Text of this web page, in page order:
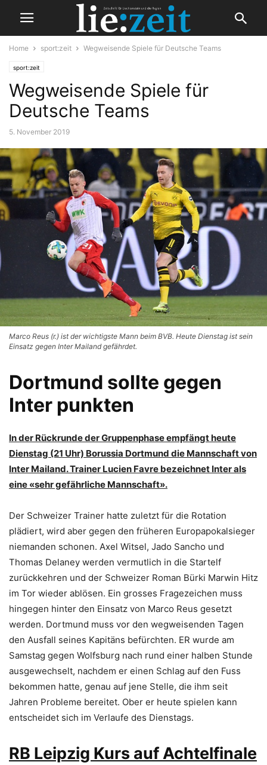
Home sport:zeit Wegweisende Spiele für Deutsche Teams
sport:zeit
Wegweisende Spiele für
Deutsche Teams
5. November 2019
Marco Reus (r.) ist der wichtigste Mann beim BVB. Heute Dienstag ist sein
Einsatz gegen Inter Mailand gefährdet.
Dortmund sollte gegen
Inter punkten
In der Rückrunde der Gruppenphase empfängt heute
Dienstag (21 Uhr) Borussia Dortmund die Mannschaft von
Inter Mailand. Trainer Lucien Favre bezeichnet Inter als
eine «sehr gefährliche Mannschaft».
Der Schweizer Trainer hatte zuletzt für die Rotation
plädiert, wird aber gegen den früheren Europapokalsieger
niemanden schonen. Axel Witsel, Jado Sancho und
Thomas Delaney werden vermutlich in die Startelf
zurückkehren und der Schweizer Roman Bürki Marwin Hitz
im Tor wieder ablösen. Ein grosses Fragezeichen muss
hingegen hinter den Einsatz von Marco Reus gesetzt
werden. Dortmund muss vor den wegweisenden Tagen
den Ausfall seines Kapitäns befürchten. ER wurde am
Samstag gegen Wolfsburg nach rund einer halben Stunde
ausgewechselt, nachdem er einen Schlag auf den Fuss
bekommen hatte, genau auf jene Stelle, die ihm seit
Jahren Probleme bereitet. Ober er heute spielen kann
entscheidet sich im Verlaufe des Dienstags.
RB Leipzig Kurs auf Achtelfinale